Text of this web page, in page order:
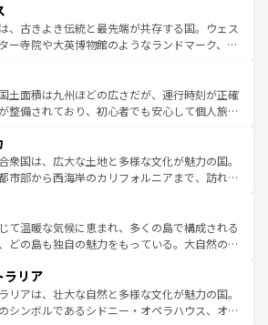
ンパンの発祥地であるランス、プロヴァンスの
ベンダー畑など、多彩な楽しみ方が可能だ。さ
以外の地域にも魅力が溢れており、どの街角に
足を運ぶとそれぞれで全く異なる文化を体験で
きるだろう。 なお、新着のフランス情報はコンテンツ一覧
ほしい。
の国は、どこを歩いても飽きることがない。ベ
化的活気、バイエルン州のアルプスの絶景、そ
川沿いのワイン畑といった風景は必見。ビール
な人にはぜひ体験してほしい。 なお、新着の
はコンテンツ一覧を参照してほしい。
、古きよき伝統と最先端が共存する国。ウェス
ー寺院や大英博物館のようなランドマーク、歴
異なる魅力がある。また、優雅なアフタヌーン
ール好きにはたまらない英国パブ、サッカー観
場だからこそできる体験も豊富。イギリスを旅
参照してほしい。
土面積は九州ほどの広さだが、運行時刻が正確
整備されており、初心者でも安心して個人旅行
のまま残る町や、スイスならではのユニークな
り、アルプス観光だけでなく町歩きも満喫する
る。国民の所得が高いため物価も高いが、旅行
無料で観光を楽しむこともできる。 なお、新
情報はコンテンツ一覧 を参照してほしい。
衆国は、広大な土地と多様な文化が魅力の国。
市部から西海岸のカリフォルニアまで、訪れる
大都市は、観光、ショッピング、エンターテイ
詰まった刺激的なスポットだ。一方、アメリカ
自然が広がり、グランドキャニオンやイエロー
オーリンズでは、音楽と美食が融合した独特の
。旅行者はアメリカの各地域で異なる魅力を楽
、その多様性と豊かな歴史を感じることができ
て温暖な気候に恵まれ、多くの島で構成される
どの島も独自の魅力をもっている。大自然の神
逃せない。また、定番の観光地といえばオアフ
かな自然を求めるならマウイ島やカウアイ島が
エメラルドグリーンに輝く海をはじめ、豊かな
ラリア
リアは、壮大な自然と多様な文化が魅力の国。
シンボルであるシドニー・オペラハウス、オー